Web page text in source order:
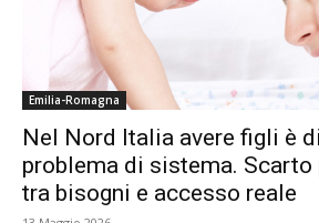
Emilia-Romagna
Nel Nord Italia avere figli è
problema di sistema. Scarto
tra bisogni e accesso reale